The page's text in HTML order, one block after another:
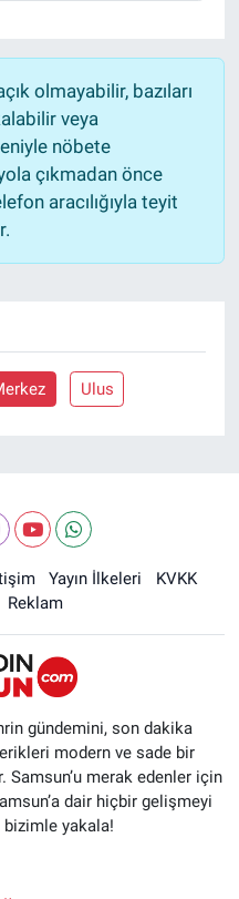
olmayabilir, bazıları
veya
nöbete
çıkmadan önce
aracılığıyla teyit
Ulus
Yayın İlkeleri
KVKK
Reklam
gündemini, son dakika
modern ve sade bir
Samsun’u merak edenler için
dair hiçbir gelişmeyi
bizimle yakala!